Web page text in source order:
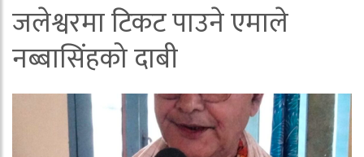
जलेश्वरमा टिकट पाउने एमाले
नब्बासिंहको दाबी